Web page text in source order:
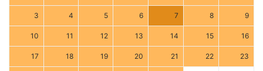
3 4 5 6 7 8 9
10 11 12 13 14 15 16
17 18 19 20 21 22 23